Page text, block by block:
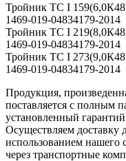
Тройник ТС I
1469-019-04834179-2014
Тройник ТС I
1469-019-04834179-2014
Тройник ТС I
1469-019-04834179-2014
Продукция,
поставляется с полным
установленный
Осуществляем доставку
использованием нашего
через транспортные